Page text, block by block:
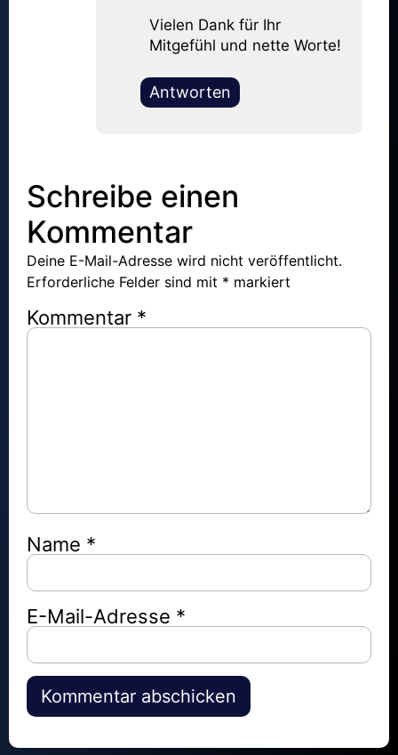
Vielen Dank für Ihr
Mitgefühl und nette Worte!
Antworten
Schreibe einen
Kommentar
Deine E-Mail-Adresse wird nicht veröffentlicht.
Erforderliche Felder sind mit * markiert
Kommentar *
Name *
E-Mail-Adresse *
Alternative: